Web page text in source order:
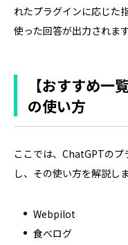
れたプラグインに応じた
使った回答が出力されます
【おすすめ一
の使い方
ここでは、ChatGPTの
し、その使い方を解説しま
Webpilot
食べログ